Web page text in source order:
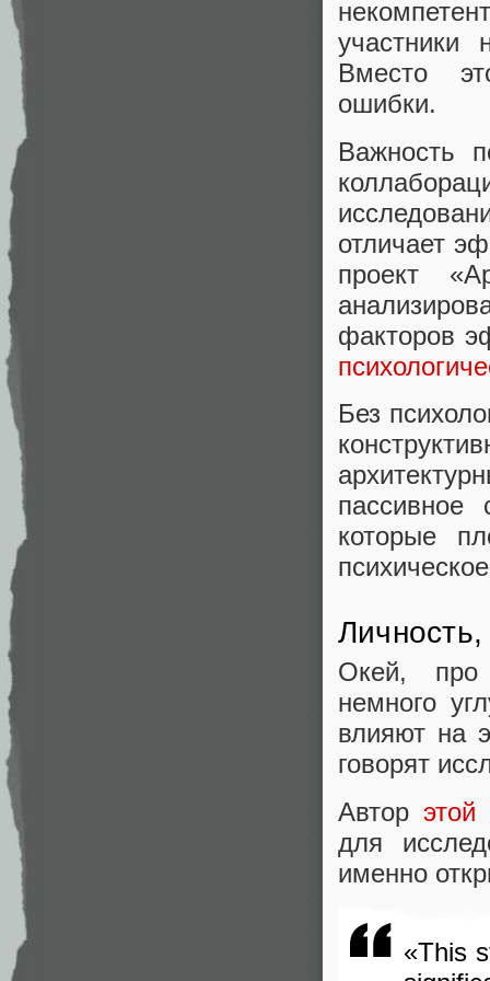
Вместо
ошибки.
Важность
отличает
проект
факторов
Без
пассивное
которые
Окей, про
немного
влияют на
говорят
Автор этой
для
именно
«This